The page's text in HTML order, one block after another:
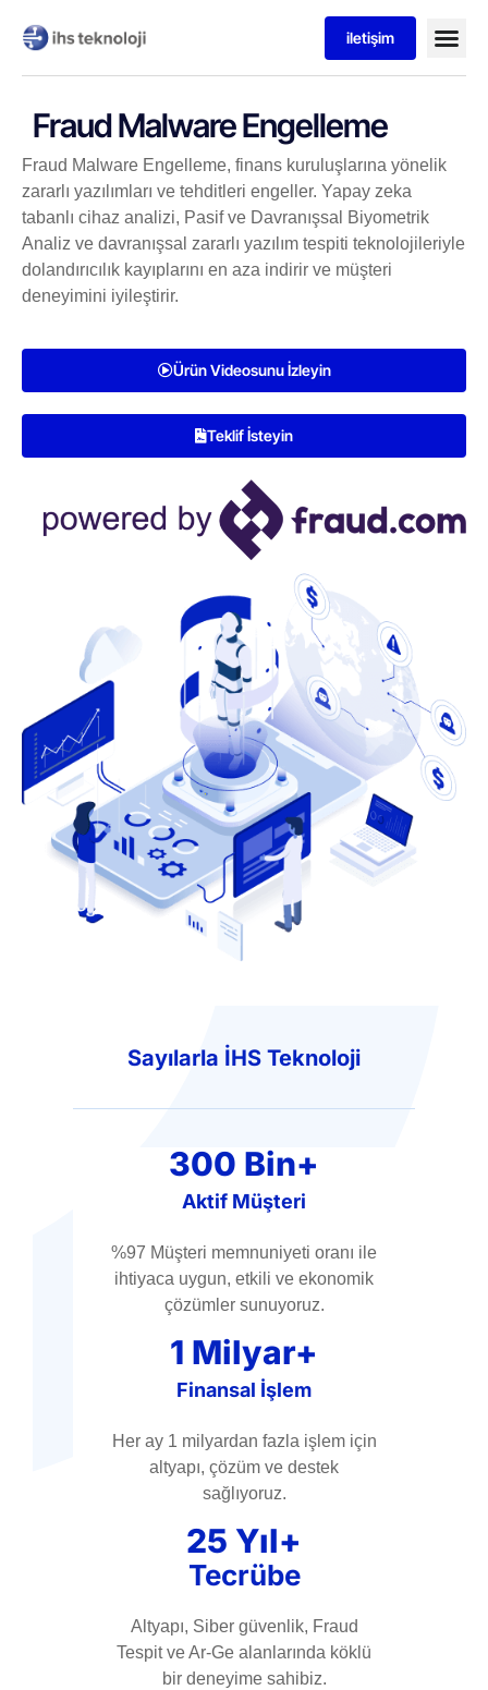
iletişim
Fraud Malware Engelleme
Fraud Malware Engelleme, finans kuruluşlarına yönelik
zararlı yazılımları ve tehditleri engeller. Yapay zeka
tabanlı cihaz analizi, Pasif ve Davranışsal Biyometrik
Analiz ve davranışsal zararlı yazılım tespiti teknolojileriyle
dolandırıcılık kayıplarını en aza indirir ve müşteri
deneyimini iyileştirir.
Ürün Videosunu İzleyin
Teklif İsteyin
Sayılarla İHS Teknoloji
300 Bin+
Aktif Müşteri
%97 Müşteri memnuniyeti oranı ile
ihtiyaca uygun, etkili ve ekonomik
çözümler sunuyoruz.
1 Milyar+
Finansal İşlem
Her ay 1 milyardan fazla işlem için
altyapı, çözüm ve destek
sağlıyoruz.
25 Yıl+
Tecrübe
Altyapı, Siber güvenlik, Fraud
Tespit ve Ar-Ge alanlarında köklü
bir deneyime sahibiz.